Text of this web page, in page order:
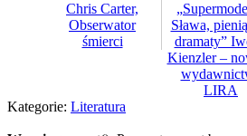
Chris Carter,
Obserwator
śmierci
Sława,
dramaty”
Kienzler –
LIRA
Kategorie: Literatura